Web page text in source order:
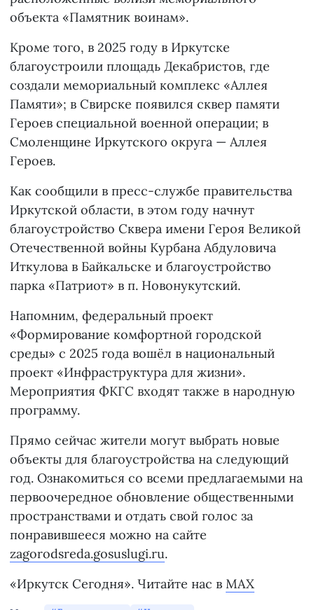
объекта «Памятник воинам».
Кроме того, в 2025 году в Иркутске
благоустроили площадь Декабристов, где
создали мемориальный комплекс «Аллея
Памяти»; в Свирске появился сквер памяти
Героев специальной военной операции; в
Смоленщине Иркутского округа — Аллея
Героев.
Как сообщили в пресс-службе правительства
Иркутской области, в этом году начнут
благоустройство Сквера имени Героя Великой
Отечественной войны Курбана Абдуловича
Иткулова в Байкальске и благоустройство
парка «Патриот» в п. Новонукутский.
Напомним, федеральный проект
«Формирование комфортной городской
среды» с 2025 года вошёл в национальный
проект «Инфраструктура для жизни».
Мероприятия ФКГС входят также в народную
программу.
Прямо сейчас жители могут выбрать новые
объекты для благоустройства на следующий
год. Ознакомиться со всеми предлагаемыми на
первоочередное обновление общественными
пространствами и отдать свой голос за
понравившееся можно на сайте
zagorodsreda.gosuslugi.ru.
«Иркутск Сегодня». Читайте нас в MAX